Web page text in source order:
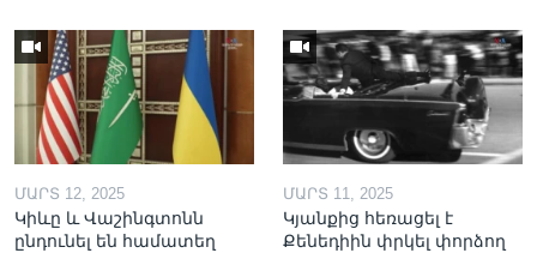
ՄԱՐՏ 12, 2025
Կիևը և Վաշինգտոնն
ընդունել են համատեղ
ՄԱՐՏ 11, 2025
Կյանքից հեռացել է
Քենեդիին փրկել փորձող